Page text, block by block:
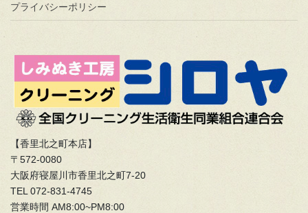
プライバシーポリシー
【香里北之町本店】
〒572-0080
大阪府寝屋川市香里北之町7-20
TEL 072-831-4745
営業時間 AM8:00~PM8:00